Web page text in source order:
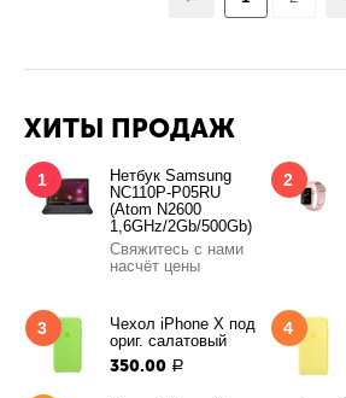
ХИТЫ ПРОДАЖ
1
Нетбук Samsung
NC110P-P05RU
(Atom N2600
1,6GHz/2Gb/500Gb)
Свяжитесь с нами
насчёт цены
2
3
Чехол iPhone X под
ориг. салатовый
350.00 Р
4